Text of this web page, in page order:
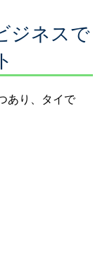
ジネスで
あり、タイで